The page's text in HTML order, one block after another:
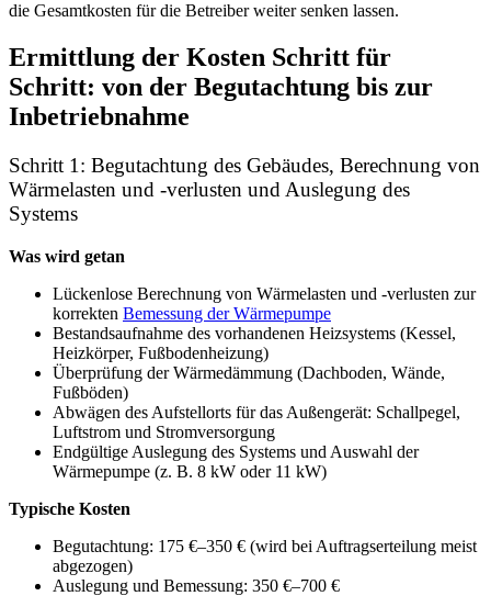
die Gesamtkosten für die Betreiber weiter senken lassen.
Ermittlung der Kosten Schritt für
Schritt: von der Begutachtung bis zur
Inbetriebnahme
Schritt 1: Begutachtung des Gebäudes, Berechnung von
Wärmelasten und -verlusten und Auslegung des
Systems
Was wird getan
Lückenlose Berechnung von Wärmelasten und -verlusten zur
korrekten Bemessung der Wärmepumpe
Bestandsaufnahme des vorhandenen Heizsystems (Kessel,
Heizkörper, Fußbodenheizung)
Überprüfung der Wärmedämmung (Dachboden, Wände,
Fußböden)
Abwägen des Aufstellorts für das Außengerät: Schallpegel,
Luftstrom und Stromversorgung
Endgültige Auslegung des Systems und Auswahl der
Wärmepumpe (z. B. 8 kW oder 11 kW)
Typische Kosten
Begutachtung: 175 €–350 € (wird bei Auftragserteilung meist
abgezogen)
Auslegung und Bemessung: 350 €–700 €